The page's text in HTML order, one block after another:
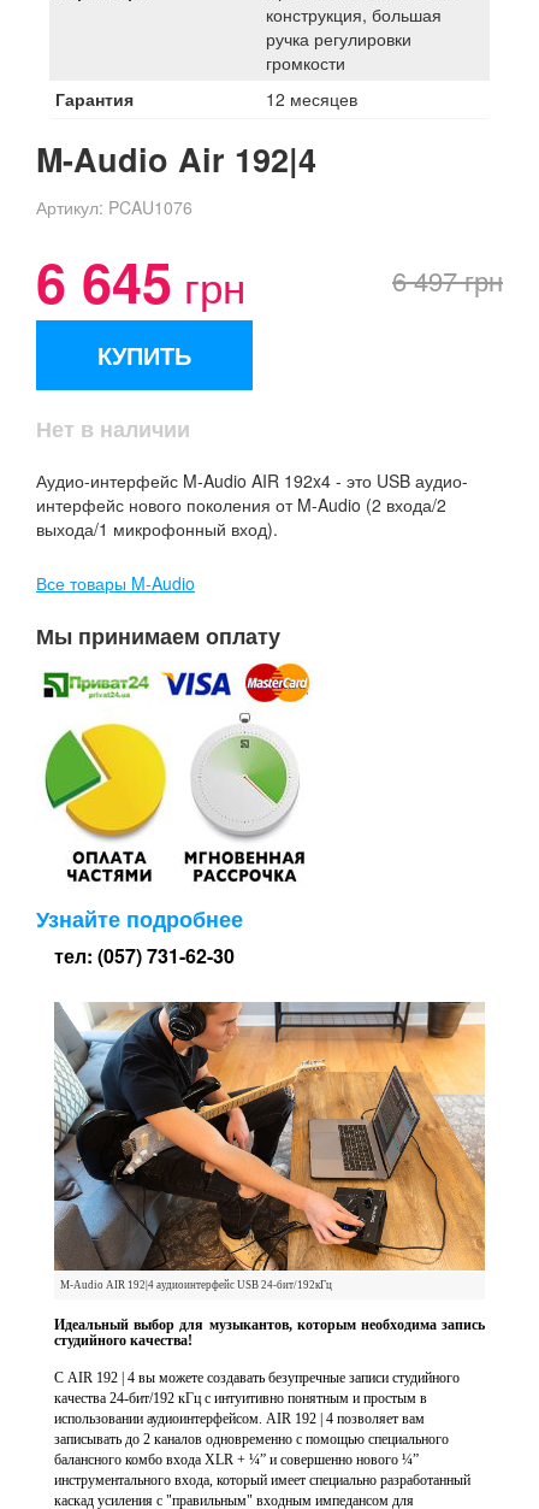
конструкция, большая
ручка регулировки
громкости
Гарантия
12 месяцев
M-Audio Air 192|4
Артикул: PCAU1076
6 645 грн 6 497 грн
КУПИТЬ
Нет в наличии
Аудио-интерфейс M-Audio AIR 192x4 - это USB аудио-
интерфейс нового поколения от M-Audio (2 входа/2
выхода/1 микрофонный вход).
Все товары M-Audio
Мы принимаем оплату
Узнайте подробнее
тел: (057) 731-62-30
M-Audio AIR 192|4 аудиоинтерфейс USB 24-бит/192кГц
Идеальный выбор для музыкантов, которым необходима запись
студийного качества!
С AIR 192 | 4 вы можете создавать безупречные записи студийного
качества 24-бит/192 кГц с интуитивно понятным и простым в
использовании аудиоинтерфейсом. AIR 192 | 4 позволяет вам
записывать до 2 каналов одновременно с помощью специального
балансного комбо входа XLR + ¼” и совершенно нового ¼”
инструментального входа, который имеет специально разработанный
каскад усиления с "правильным" входным импедансом для